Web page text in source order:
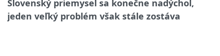
Slovenský priemysel sa konečne nadýchol,
jeden veľký problém však stále zostáva